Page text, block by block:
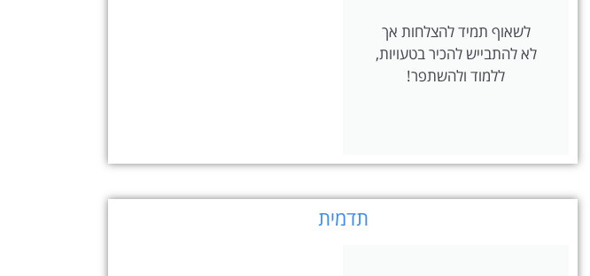
לשאוף תמיד להצלחות אך
לא להתבייש להכיר בטעויות,
ללמוד ולהשתפר!
תדמית